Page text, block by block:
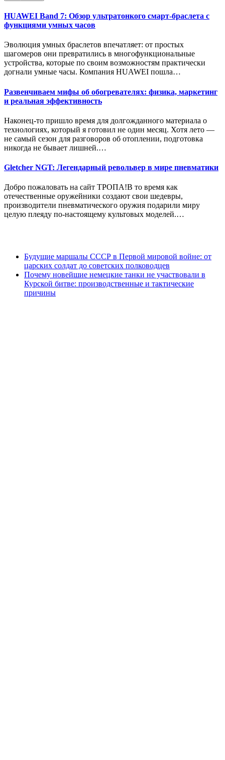
HUAWEI Band 7: Обзор ультратонкого смарт-браслета с
функциями умных часов
Эволюция умных браслетов впечатляет: от простых
шагомеров они превратились в многофункциональные
устройства, которые по своим возможностям практически
догнали умные часы. Компания HUAWEI пошла…
Развенчиваем мифы об обогревателях: физика, маркетинг
и реальная эффективность
Наконец-то пришло время для долгожданного материала о
технологиях, который я готовил не один месяц. Хотя лето —
не самый сезон для разговоров об отоплении, подготовка
никогда не бывает лишней.…
Gletcher NGT: Легендарный револьвер в мире пневматики
Добро пожаловать на сайт ТРОПА!В то время как
отечественные оружейники создают свои шедевры,
производители пневматического оружия подарили миру
целую плеяду по-настоящему культовых моделей.…
Будущие маршалы СССР в Первой мировой войне: от
царских солдат до советских полководцев
Почему новейшие немецкие танки не участвовали в
Курской битве: производственные и тактические
причины